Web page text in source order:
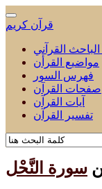
قرآن كريم
مواضيع القرأن
فهرس السور
صفحات القرآن
آيات القرآن
تفسير القرآن
سورة النَّحْل